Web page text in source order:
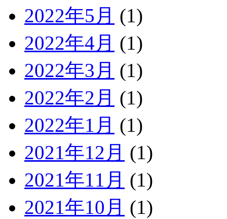
2022年5月 (1)
2022年4月 (1)
2022年3月 (1)
2022年2月 (1)
2022年1月 (1)
2021年12月 (1)
2021年11月 (1)
2021年10月 (1)